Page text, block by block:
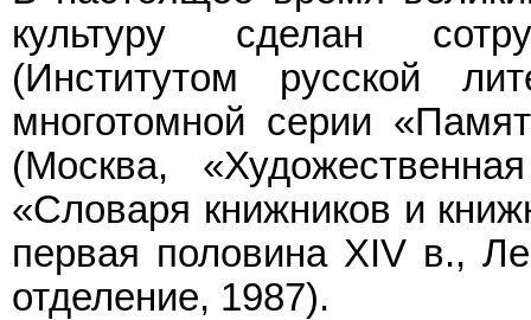
культуру сделан
(Институтом русской
многотомной серии
(Москва,
«Словаря книжников и
первая половина XIV в.,
отделение, 1987).